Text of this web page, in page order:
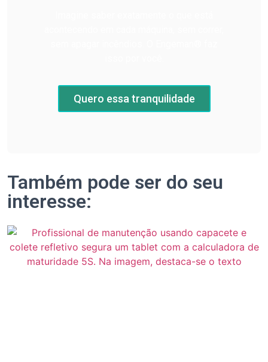
Quero essa tranquilidade
Também pode ser do seu
interesse: